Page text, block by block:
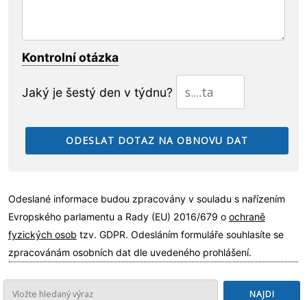
Kontrolní otázka
Jaký je šestý den v týdnu?
Odeslané informace budou zpracovány v souladu s nařízením
Evropského parlamentu a Rady (EU) 2016/679 o ochraně
fyzických osob tzv. GDPR. Odesláním formuláře souhlasíte se
zpracovánám osobních dat dle uvedeného prohlášení.